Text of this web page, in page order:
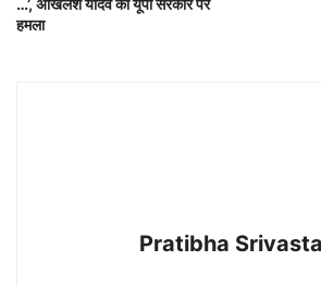
…’, अखिलेश यादव का यूपी सरकार पर
हमला
Pratibha